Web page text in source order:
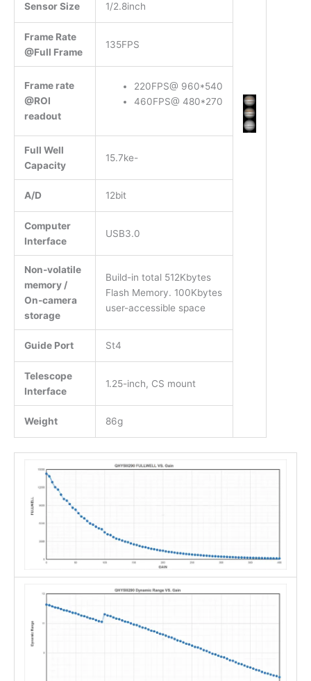
Sensor Size 1/2.8inch
Frame Rate
@Full Frame
135FPS
Frame rate
@ROI
readout
220FPS@ 960*540
460FPS@ 480*270
Full Well
Capacity
15.7ke-
A/D 12bit
Computer
Interface
USB3.0
Non-volatile
memory /
On-camera
storage
Build-in total 512Kbytes
Flash Memory. 100Kbytes
user-accessible space
Guide Port St4
Telescope
Interface
1.25-inch, CS mount
Weight 86g